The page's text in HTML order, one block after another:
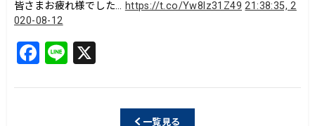
皆さまお疲れ様でした… https://t.co/Yw8lz31Z49 21:38:35, 2
020-08-12
F
a
c
Li
n
e
一覧見る